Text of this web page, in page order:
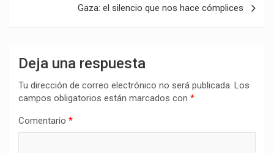
Gaza: el silencio que nos hace cómplices
Deja una respuesta
Tu dirección de correo electrónico no será publicada. Los
campos obligatorios están marcados con *
Comentario *